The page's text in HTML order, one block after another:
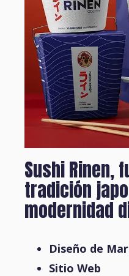
Sushi Rinen,
tradición
modernidad
Diseño de
Sitio Web